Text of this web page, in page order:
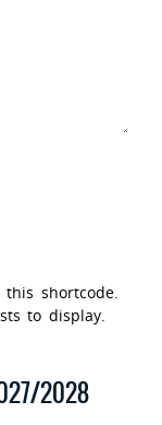
shortcode.
to display.
2028